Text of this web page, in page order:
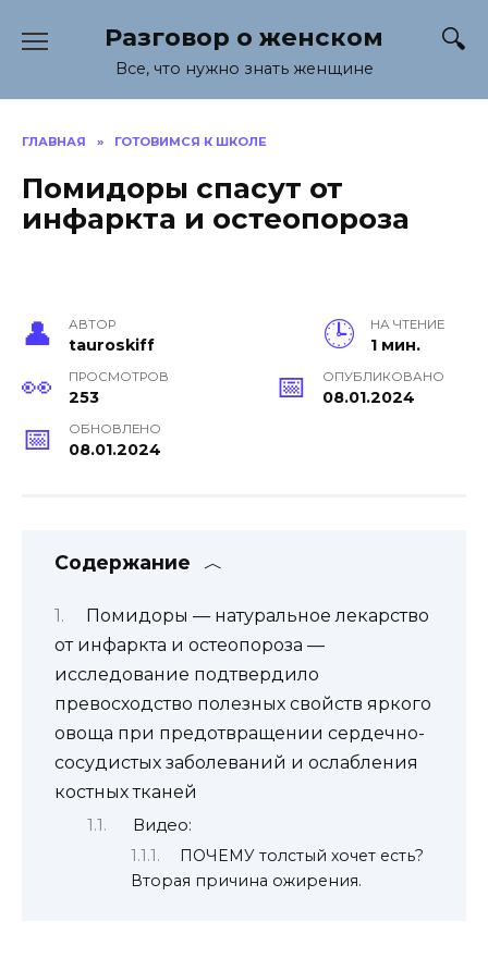
содержанию
Разговор о женском
Все, что нужно знать женщине
ГЛАВНАЯ » ГОТОВИМСЯ К ШКОЛЕ
Помидоры спасут от
инфаркта и остеопороза
АВТОР
tauroskiff
НА ЧТЕНИЕ
1 мин.
ПРОСМОТРОВ
253
ОПУБЛИКОВАНО
08.01.2024
ОБНОВЛЕНО
08.01.2024
Содержание
Помидоры — натуральное лекарство
от инфаркта и остеопороза —
исследование подтвердило
превосходство полезных свойств яркого
овоща при предотвращении сердечно-
сосудистых заболеваний и ослабления
костных тканей
Видео:
ПОЧЕМУ толстый хочет есть?
Вторая причина ожирения.